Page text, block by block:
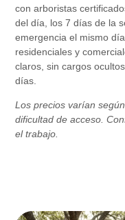
con arboristas
del día, los 7 días de la
emergencia el mismo
residenciales y
claros, sin cargos
días.
Los precios varían
dificultad de acceso.
el trabajo.